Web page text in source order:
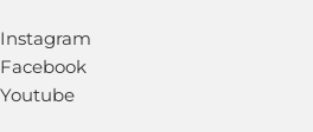
Instagram
Facebook
Youtube